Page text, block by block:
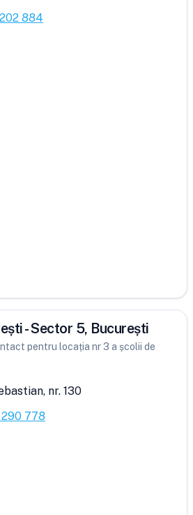
884
- Sector 5, București
pentru locația nr 3 a școlii de
nr. 130
778